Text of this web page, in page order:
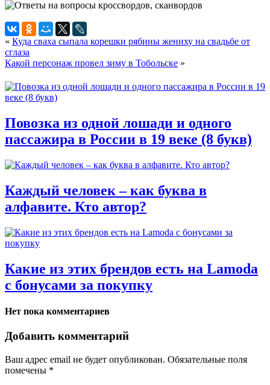
« Куда сваха сыпала корешки рябины жениху на свадьбе от
сглаза
Какой персонаж провел зиму в Тобольске »
Повозка из одной лошади и одного
пассажира в России в 19 веке (8 букв)
Каждый человек – как буква в
алфавите. Кто автор?
Какие из этих брендов есть на Lamoda
с бонусами за покупку
Нет пока комментариев
Добавить комментарий
Ваш адрес email не будет опубликован. Обязательные поля
помечены *